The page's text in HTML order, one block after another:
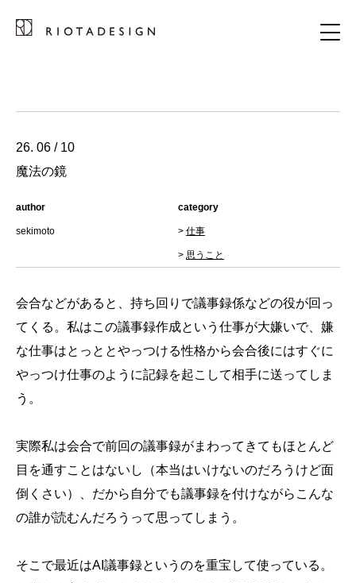
26. 06 / 10
魔法の鏡
author
sekimoto
category
> 仕事
> 思うこと
会合などがあると、持ち回りで議事録係などの役が回っ
てくる。私はこの議事録作成という仕事が大嫌いで、嫌
な仕事はとっととやっつける性格から会合後にはすぐに
やっつけ仕事のように記録を起こして相手に送ってしま
う。
実際私は会合で前回の議事録がまわってきてもほとんど
目を通すことはないし（本当はいけないのだろうけど面
倒くさい）、だから自分でも議事録を付けながらこんな
の誰が読むんだろうって思ってしまう。
そこで最近はAI議事録というのを重宝して使っている。